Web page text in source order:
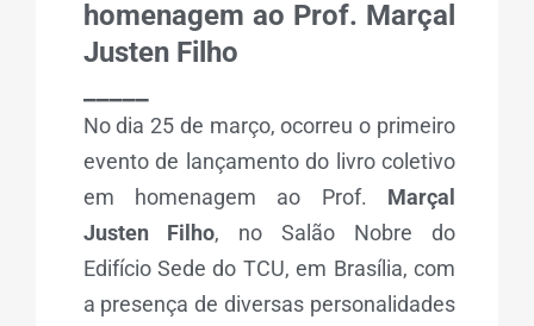
homenagem ao Prof. Marçal
Justen Filho
No dia 25 de março, ocorreu o primeiro
evento de lançamento do livro coletivo
em homenagem ao Prof. Marçal
Justen Filho, no Salão Nobre do
Edifício Sede do TCU, em Brasília, com
a presença de diversas personalidades